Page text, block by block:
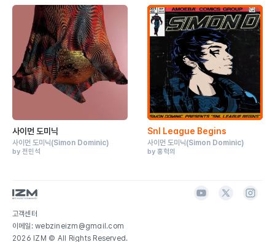
사이먼 도미닉
사이먼 도미닉(Simon Dominic)
by 전민석
Snl League Begins
사이먼 도미닉(Simon Dominic)
by 홍혁의
고객센터
이메일: webzineizm@gmail.com
2026 IZM © All Rights Reserved.